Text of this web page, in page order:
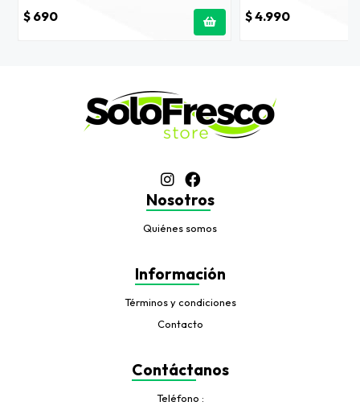
$ 690 $ 4.990
Nosotros
Quiénes somos
Información
Términos y condiciones
Contacto
Contáctanos
Teléfono